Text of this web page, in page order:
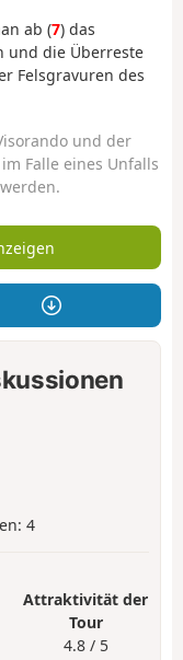
ab (7) das
und die Überreste
Felsgravuren des
und der
Falle eines Unfalls
4
Attraktivität der
Tour
4.8 / 5